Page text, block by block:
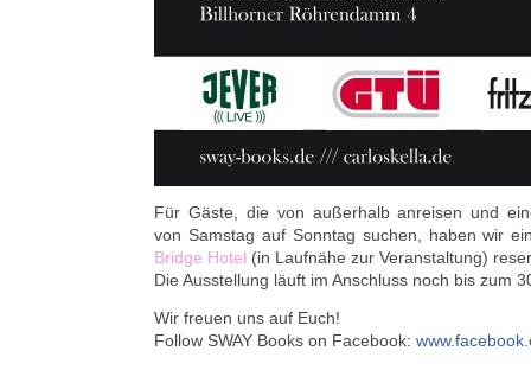
Für Gäste, die von außerhalb anreisen und
von Samstag auf Sonntag suchen, haben wir
Bridge Hotel (in Laufnähe zur Veranstaltung)
Die Ausstellung läuft im Anschluss noch bis zum
Wir freuen uns auf Euch!
Follow SWAY Books on Facebook: